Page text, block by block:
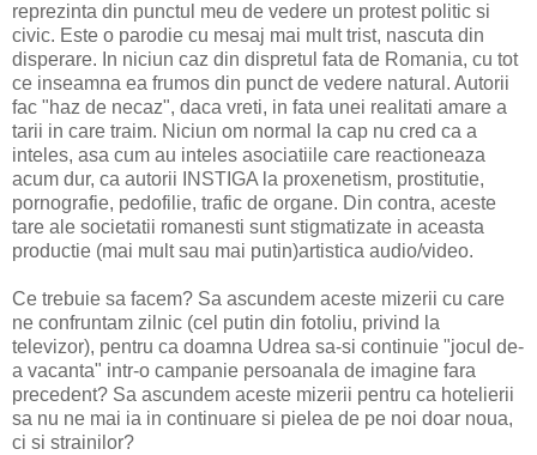
reprezinta din punctul meu de vedere un protest politic si
civic. Este o parodie cu mesaj mai mult trist, nascuta din
disperare. In niciun caz din dispretul fata de Romania, cu tot
ce inseamna ea frumos din punct de vedere natural. Autorii
fac "haz de necaz", daca vreti, in fata unei realitati amare a
tarii in care traim. Niciun om normal la cap nu cred ca a
inteles, asa cum au inteles asociatiile care reactioneaza
acum dur, ca autorii INSTIGA la proxenetism, prostitutie,
pornografie, pedofilie, trafic de organe. Din contra, aceste
tare ale societatii romanesti sunt stigmatizate in aceasta
productie (mai mult sau mai putin)artistica audio/video.
Ce trebuie sa facem? Sa ascundem aceste mizerii cu care
ne confruntam zilnic (cel putin din fotoliu, privind la
televizor), pentru ca doamna Udrea sa-si continuie "jocul de-
a vacanta" intr-o campanie persoanala de imagine fara
precedent? Sa ascundem aceste mizerii pentru ca hotelierii
sa nu ne mai ia in continuare si pielea de pe noi doar noua,
ci si strainilor?